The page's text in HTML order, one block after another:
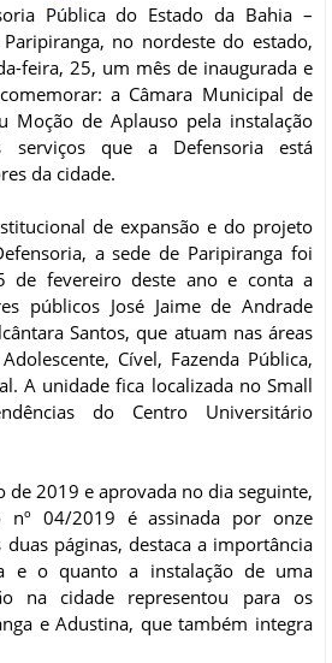
Pública do Estado da Bahia –
no nordeste do estado,
feira, 25, um mês de inaugurada e
a Câmara Municipal de
Moção de Aplauso pela instalação
que a Defensoria está
da cidade.
de expansão e do projeto
a sede de Paripiranga foi
de fevereiro deste ano e conta a
públicos José Jaime de Andrade
Santos, que atuam nas áreas
Cível, Fazenda Pública,
A unidade fica localizada no Small
do Centro Universitário
de 2019 e aprovada no dia seguinte,
nº 04/2019 é assinada por onze
páginas, destaca a importância
e o quanto a instalação de uma
na cidade representou para os
e Adustina, que também integra